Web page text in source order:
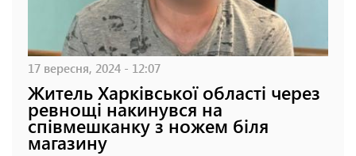
17 вересня, 2024 - 12:07
Житель Харківської області через
ревнощі накинувся на
співмешканку з ножем біля
магазину